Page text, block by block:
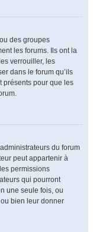
des groupes
les forums. Ils ont la
verrouiller, les
dans le forum qu’ils
présents pour que les
du forum
peut appartenir à
permissions
qui pourront
une seule fois, ou
bien leur donner